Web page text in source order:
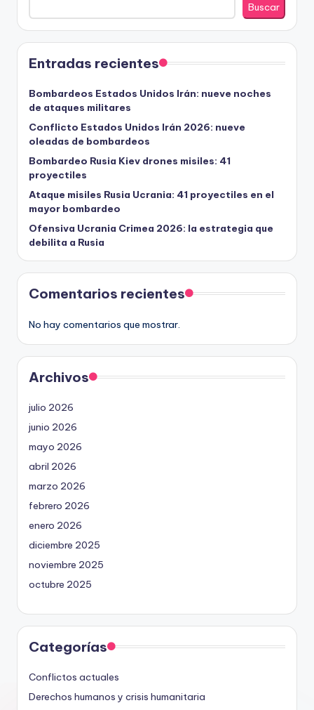
Buscar
Entradas recientes
Bombardeos Estados Unidos Irán: nueve noches
de ataques militares
Conflicto Estados Unidos Irán 2026: nueve
oleadas de bombardeos
Bombardeo Rusia Kiev drones misiles: 41
proyectiles
Ataque misiles Rusia Ucrania: 41 proyectiles en el
mayor bombardeo
Ofensiva Ucrania Crimea 2026: la estrategia que
debilita a Rusia
Comentarios recientes
No hay comentarios que mostrar.
Archivos
julio 2026
junio 2026
mayo 2026
abril 2026
marzo 2026
febrero 2026
enero 2026
diciembre 2025
noviembre 2025
octubre 2025
Categorías
Conflictos actuales
Derechos humanos y crisis humanitaria